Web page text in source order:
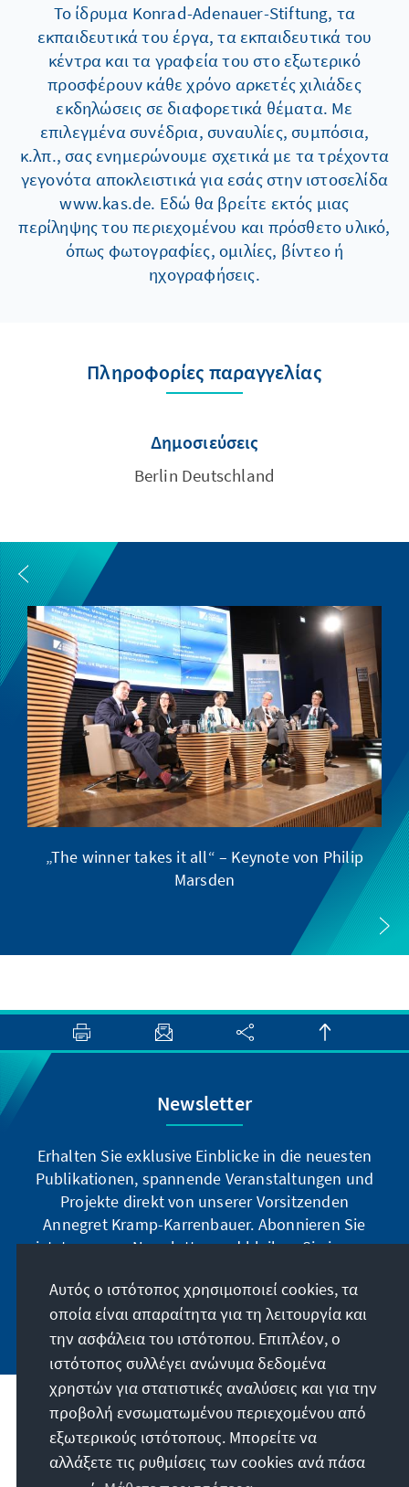
Το ίδρυμα Konrad-Adenauer-Stiftung, τα
εκπαιδευτικά του έργα, τα εκπαιδευτικά του
κέντρα και τα γραφεία του στο εξωτερικό
προσφέρουν κάθε χρόνο αρκετές χιλιάδες
εκδηλώσεις σε διαφορετικά θέματα. Με
επιλεγμένα συνέδρια, συναυλίες, συμπόσια,
κ.λπ., σας ενημερώνουμε σχετικά με τα τρέχοντα
γεγονότα αποκλειστικά για εσάς στην ιστοσελίδα
www.kas.de. Εδώ θα βρείτε εκτός μιας
περίληψης του περιεχομένου και πρόσθετο υλικό,
όπως φωτογραφίες, ομιλίες, βίντεο ή
ηχογραφήσεις.
Πληροφορίες παραγγελίας
Δημοσιεύσεις
Berlin Deutschland
„The winner takes it all“ – Keynote von Philip
Marsden
Newsletter
Erhalten Sie exklusive Einblicke in die neuesten
Publikationen, spannende Veranstaltungen und
Projekte direkt von unserer Vorsitzenden
Annegret Kramp-Karrenbauer. Abonnieren Sie
jetzt unseren Newsletter und bleiben Sie immer
Jetzt abonnieren
Την παραγγελία μας
Επικοινωνία
Αυτός ο ιστότοπος χρησιμοποιεί cookies, τα
οποία είναι απαραίτητα για τη λειτουργία και
την ασφάλεια του ιστότοπου. Επιπλέον, ο
ιστότοπος συλλέγει ανώνυμα δεδομένα
χρηστών για στατιστικές αναλύσεις και για την
προβολή ενσωματωμένου περιεχομένου από
εξωτερικούς ιστότοπους. Μπορείτε να
αλλάξετε τις ρυθμίσεις των cookies ανά πάσα